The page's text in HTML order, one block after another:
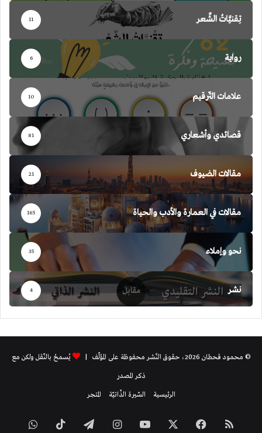
تِقنيَّاتُ الشِّعر 11
رواية 6
علامات التّرقيم 10
قصائدي وأشعاري 81
مقالات الضيوف 21
مقالات في العمارة والأدب والحياة 165
نحو وإملاء 35
نشر 4
© محمود قحطان 2026، حقوق النّشر محفوظة على المؤلّف |
يُسمحُ بالنّقل ولكن مع
ذكر المصدر
الرئيسية
السّيرة الذّاتيّة المتجر
ملخصفيسبوك ‫YouTubeانستقرامتيلقرام ‫TikTokواتساب